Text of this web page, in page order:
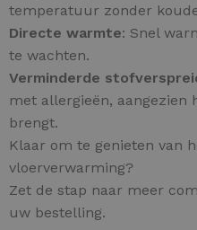
temperatuur zonder
Directe warmte: Snel
te wachten.
Verminderde
met allergieën,
brengt.
Klaar om te genieten van
vloerverwarming?
Zet de stap naar meer
uw bestelling.